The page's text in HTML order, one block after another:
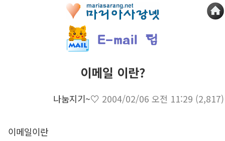
이메일 이란?
나눔지기~♡ 2004/02/06 오전 11:29 (2,817)
이메일이란